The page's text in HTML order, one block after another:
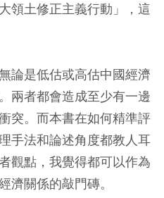
領土修正主義行動」，這
論是低估或高估中國經濟
兩者都會造成至少有一邊
突。而本書在如何精準評
手法和論述角度都教人耳
觀點，我覺得都可以作為
濟關係的敲門磚。